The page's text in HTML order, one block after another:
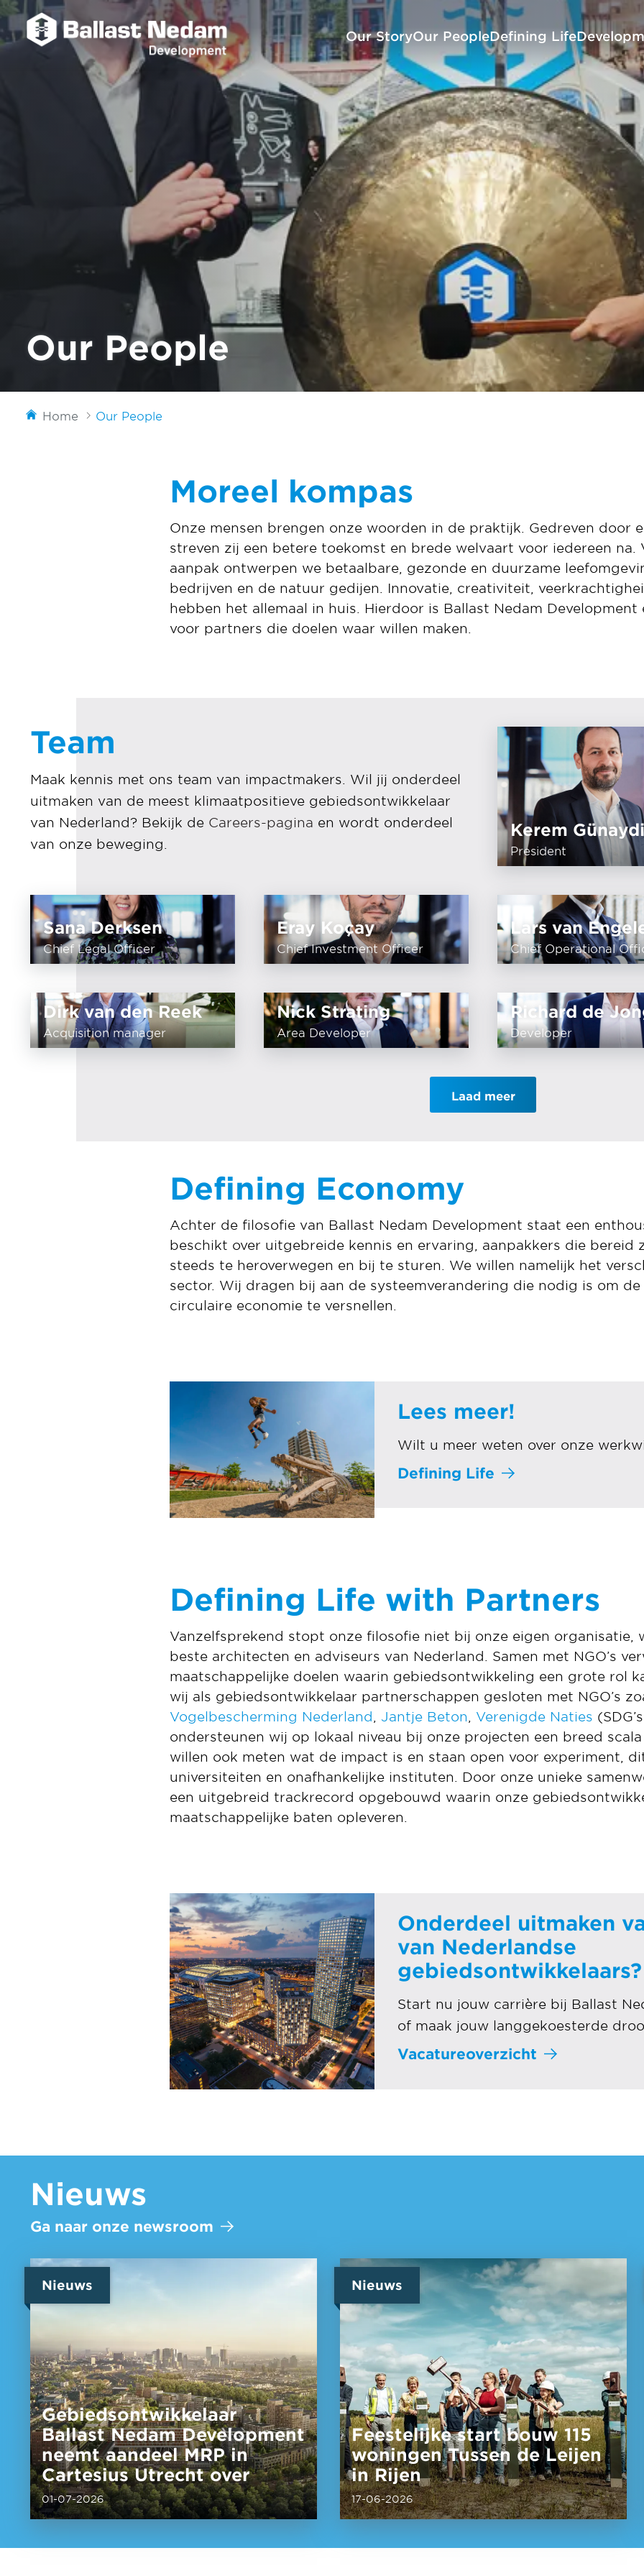
Our StoryOur PeopleDefining Life
Our People
Home Our People
Moreel kompas
Onze mensen brengen onze woorden in de praktijk. Gedreven door
streven zij een betere toekomst en brede welvaart voor iedereen na.
aanpak ontwerpen we betaalbare, gezonde en duurzame
bedrijven en de natuur gedijen. Innovatie, creativiteit,
hebben het allemaal in huis. Hierdoor is Ballast Nedam
voor partners die doelen waar willen maken.
Team
Maak kennis met ons team van impactmakers. Wil jij onderdeel
uitmaken van de meest klimaatpositieve gebiedsontwikkelaar
van Nederland? Bekijk de Careers-pagina en wordt onderdeel
van onze beweging.
Kerem
President
Sana Derksen
Chief Legal Officer
Eray Koçay
Chief Investment Officer
Lars van
Chief Operational
Dirk van den Reek
Acquisition manager
Nick Strating
Area Developer
Richard de
Developer
Laad meer
Defining Economy
Achter de filosofie van Ballast Nedam Development staat een
beschikt over uitgebreide kennis en ervaring, aanpakkers die bereid
steeds te heroverwegen en bij te sturen. We willen namelijk het
sector. Wij dragen bij aan de systeemverandering die nodig is om
circulaire economie te versnellen.
Lees meer!
Wilt u meer weten over onze
Defining Life
Defining Life with Partners
Vanzelfsprekend stopt onze filosofie niet bij onze eigen organisatie,
beste architecten en adviseurs van Nederland. Samen met NGO’s
maatschappelijke doelen waarin gebiedsontwikkeling een grote rol
wij als gebiedsontwikkelaar partnerschappen gesloten met NGO’s
Vogelbescherming Nederland
Jantje Beton Verenigde Naties
ondersteunen wij op lokaal niveau bij onze projecten een breed
willen ook meten wat de impact is en staan open voor experiment,
universiteiten en onafhankelijke instituten. Door onze unieke
een uitgebreid trackrecord opgebouwd waarin onze
maatschappelijke baten opleveren.
Onderdeel uitmaken
van Nederlandse
gebiedsontwikkelaars?
Start nu jouw carrière bij Ballast
of maak jouw langgekoesterde
Vacatureoverzicht
Nieuws
Ga naar onze newsroom
Nieuws
Gebiedsontwikkelaar
Ballast Nedam Development
neemt aandeel MRP in
Cartesius Utrecht over
01-07-2026
Nieuws
Feestelijke start bouw 115
woningen Tussen de Leijen
in Rijen
17-06-2026